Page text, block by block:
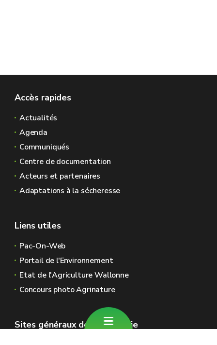
Accès rapides
Actualités
Agenda
Communiqués
Centre de documentation
Acteurs et partenaires
Adaptations à la sécheresse
Liens utiles
Pac-On-Web
Portail de l'Environnement
Etat de l'Agriculture Wallonne
Concours photo Agrinature
Sites généraux de la Wallonie